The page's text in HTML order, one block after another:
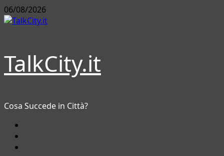
Vai
al
06/08/2026
TalkCity.it
Cosa Succede in Città?